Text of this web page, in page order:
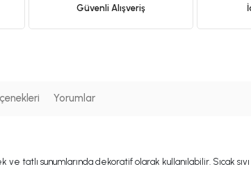
Güvenli Alışveriş
Yorumlar
ve tatlı sunumlarında dekoratif olarak kullanılabilir. Sıcak